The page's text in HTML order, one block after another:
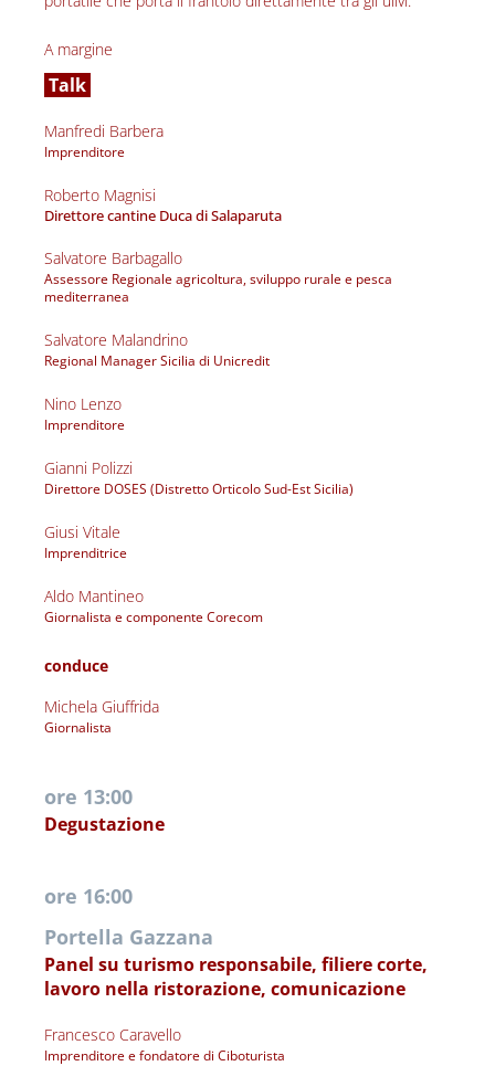
A margine
Talk
Manfredi Barbera
Imprenditore
Roberto Magnisi
Direttore cantine Duca di Salaparuta
Salvatore Barbagallo
Assessore Regionale agricoltura, sviluppo rurale e pesca
mediterranea
Salvatore Malandrino
Regional Manager Sicilia di Unicredit
Nino Lenzo
Imprenditore
Gianni Polizzi
Direttore DOSES (Distretto Orticolo Sud-Est Sicilia)
Giusi Vitale
Imprenditrice
Aldo Mantineo
Giornalista e componente Corecom
conduce
Michela Giuffrida
Giornalista
ore 13:00
Degustazione
ore 16:00
Portella Gazzana
Panel su turismo responsabile, filiere corte,
lavoro nella ristorazione, comunicazione
Francesco Caravello
Imprenditore e fondatore di Ciboturista